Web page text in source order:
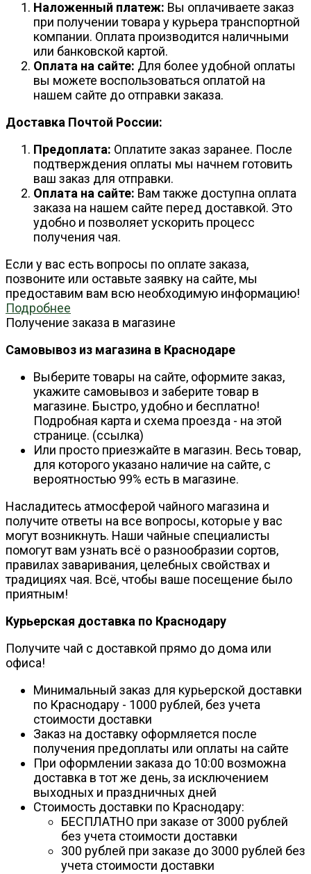
Наложенный платеж: Вы оплачиваете заказ
при получении товара у курьера транспортной
компании. Оплата производится наличными
или банковской картой.
Оплата на сайте: Для более удобной оплаты
вы можете воспользоваться оплатой на
нашем сайте до отправки заказа.
Доставка Почтой России:
Предоплата: Оплатите заказ заранее. После
подтверждения оплаты мы начнем готовить
ваш заказ для отправки.
Оплата на сайте: Вам также доступна оплата
заказа на нашем сайте перед доставкой. Это
удобно и позволяет ускорить процесс
получения чая.
Если у вас есть вопросы по оплате заказа,
позвоните или оставьте заявку на сайте, мы
предоставим вам всю необходимую информацию!
Подробнее
Получение заказа в магазине
Самовывоз из магазина в Краснодаре
Выберите товары на сайте, оформите заказ,
укажите самовывоз и заберите товар в
магазине. Быстро, удобно и бесплатно!
Подробная карта и схема проезда - на этой
странице. (ссылка)
Или просто приезжайте в магазин. Весь товар,
для которого указано наличие на сайте, с
вероятностью 99% есть в магазине.
Насладитесь атмосферой чайного магазина и
получите ответы на все вопросы, которые у вас
могут возникнуть. Наши чайные специалисты
помогут вам узнать всё о разнообразии сортов,
правилах заваривания, целебных свойствах и
традициях чая. Всё, чтобы ваше посещение было
приятным!
Курьерская доставка по Краснодару
Получите чай с доставкой прямо до дома или
офиса!
Минимальный заказ для курьерской доставки
по Краснодару - 1000 рублей, без учета
стоимости доставки
Заказ на доставку оформляется после
получения предоплаты или оплаты на сайте
При оформлении заказа до 10:00 возможна
доставка в тот же день, за исключением
выходных и праздничных дней
Стоимость доставки по Краснодару:
БЕСПЛАТНО при заказе от 3000 рублей
без учета стоимости доставки
300 рублей при заказе до 3000 рублей без
учета стоимости доставки